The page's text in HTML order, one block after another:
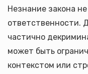
Незнание закона
ответственности.
частично
может быть
контекстом или